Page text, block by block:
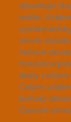
obsahuje
reálie.
slovní
řečové
množství
škály
Celým
bohatý
Časově